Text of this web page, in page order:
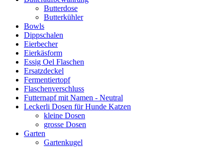
Butterdose
Butterkühler
Bowls
Dippschalen
Eierbecher
Eierkäsform
Essig Oel Flaschen
Ersatzdeckel
Fermentiertopf
Flaschenverschluss
Futternapf mit Namen - Neutral
Leckerli Dosen für Hunde Katzen
kleine Dosen
grosse Dosen
Garten
Gartenkugel